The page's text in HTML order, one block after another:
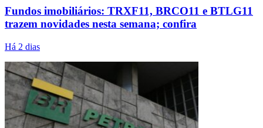
Fundos imobiliários: TRXF11, BRCO11 e BTLG11
trazem novidades nesta semana; confira
Há 2 dias